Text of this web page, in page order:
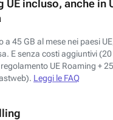
UE incluso, anche in
a 45 GB al mese nei paesi
E senza costi aggiuntivi
UE Roaming +
Leggi le FAQ